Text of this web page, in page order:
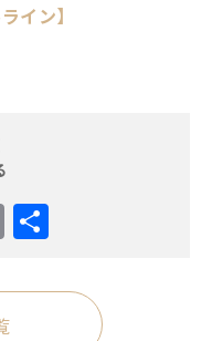
イン】
Email